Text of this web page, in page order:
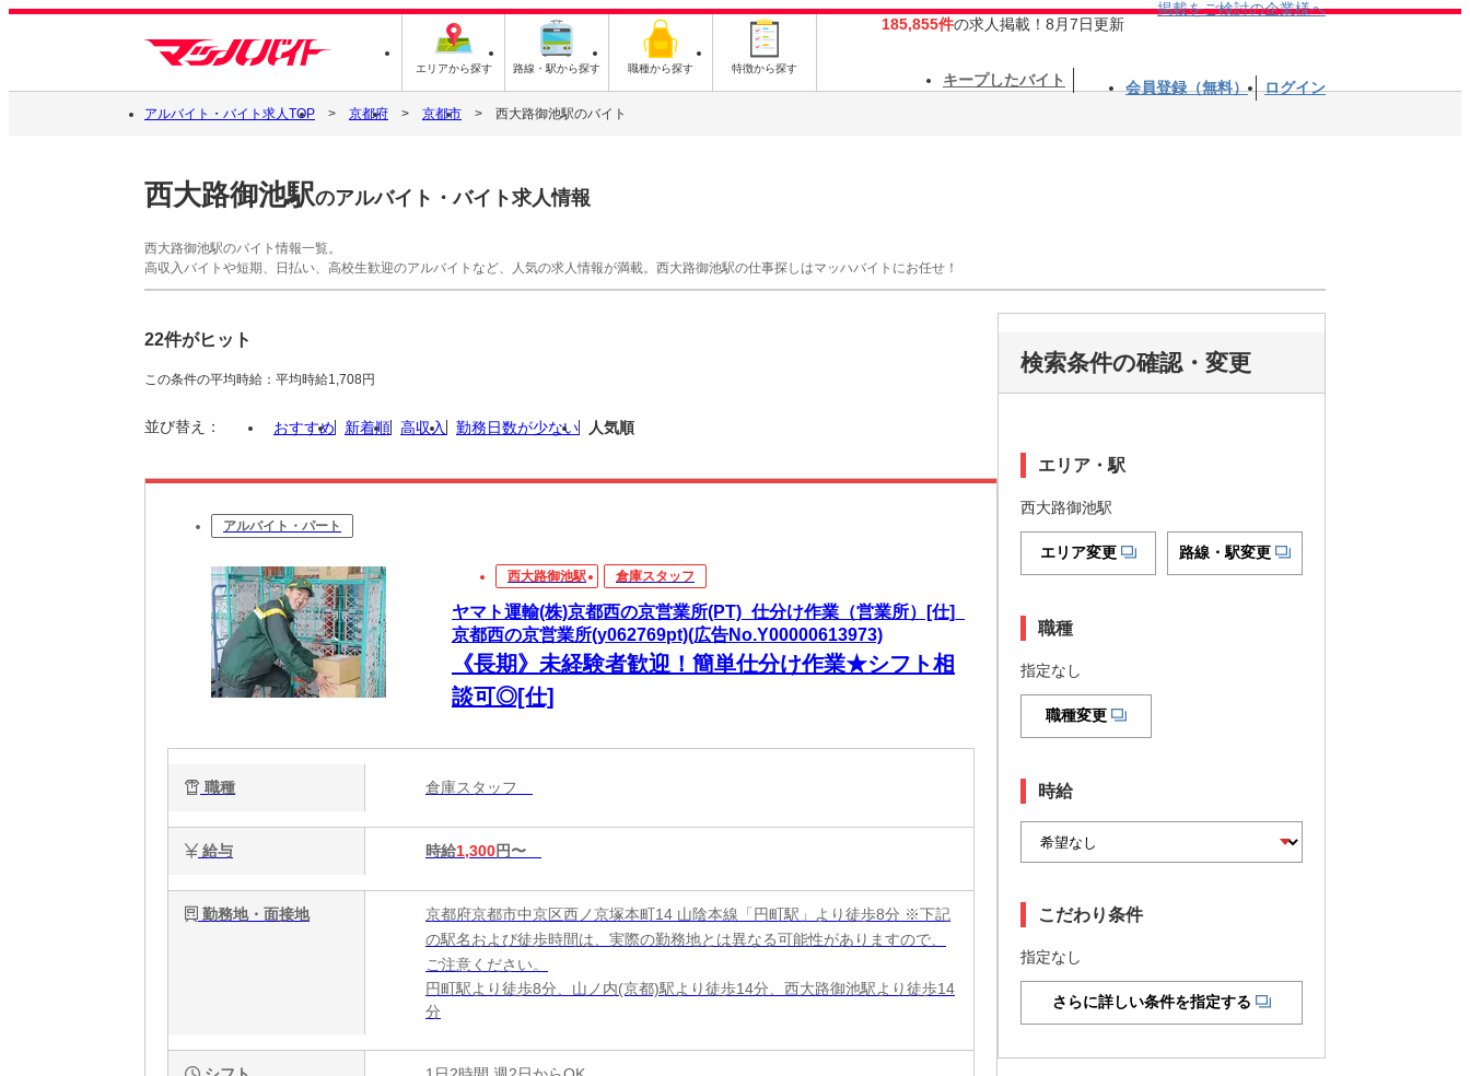
エリアから探す 路線・駅から探す 職種から探す 特徴から探す
185,855件の求人掲載！8月7日更新
掲載をご検討の企業様へ
キープしたバイト 会員登録（無料） ログイン
アルバイト・バイト求人TOP 京都府 京都市 西大路御池駅のバイト
西大路御池駅のアルバイト・バイト求人情報
西大路御池駅のバイト情報一覧。
高収入バイトや短期、日払い、高校生歓迎のアルバイトなど、人気の求人情報が満載。西大路御池駅の仕事探しはマッハバイトにお任せ！
22件がヒット
この条件の平均時給：平均時給1,708円
並び替え： おすすめ 新着順 高収入 勤務日数が少ない 人気順
アルバイト・パート
西大路御池駅 倉庫スタッフ
ヤマト運輸(株)京都西の京営業所(PT)_仕分け作業（営業所）[仕]_
京都西の京営業所(y062769pt)(広告No.Y00000613973)
《長期》未経験者歓迎！簡単仕分け作業★シフト相
談可◎[仕]
職種 倉庫スタッフ
給与 時給1,300円〜
勤務地・面接地
京都府京都市中京区西ノ京塚本町14 山陰本線「円町駅」より徒歩8分 ※下記
の駅名および徒歩時間は、実際の勤務地とは異なる可能性がありますので、
ご注意ください。
円町駅より徒歩8分、山ノ内(京都)駅より徒歩14分、西大路御池駅より徒歩14
分
検索条件の確認・変更
エリア・駅
西大路御池駅
エリア変更 路線・駅変更
職種
指定なし
職種変更
時給
こだわり条件
指定なし
さらに詳しい条件を指定する